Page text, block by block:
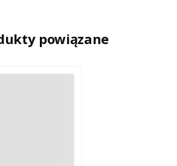
powiązane